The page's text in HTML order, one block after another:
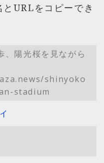
URLをコピーでき
、陽光桜を見ながら
shinyoko
stadium